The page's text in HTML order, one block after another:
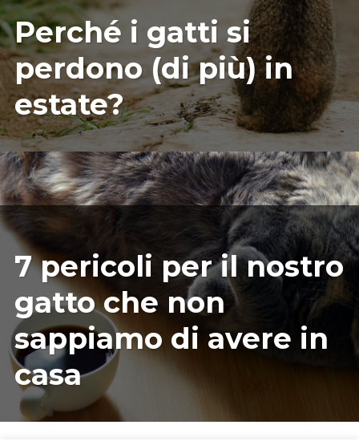
07/15/2025
ILARIAMARIANICRF
Perché i gatti si
perdono (di più) in
estate?
11/22/2023
ILARIAMARIANICRF
7 pericoli per il nostro
gatto che non
sappiamo di avere in
casa